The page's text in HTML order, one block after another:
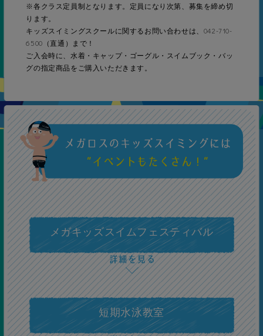
中上級
10級
バタフライグライドキック
9級
バタフライ25ｍ
8級
クロール50ｍ
7級
背泳ぎ50ｍ
※各クラス定員制となります。定員になり次第、募集を締め切
ります。
キッズスイミングスクールに関するお問い合わせは、 042-710-
6500 （直通）まで！
ご入会時に、水着・キャップ・ゴーグル・スイムブック・バッ
グの指定商品をご購入いただきます。
メガキッズスイムフェスティバル
短期水泳教室